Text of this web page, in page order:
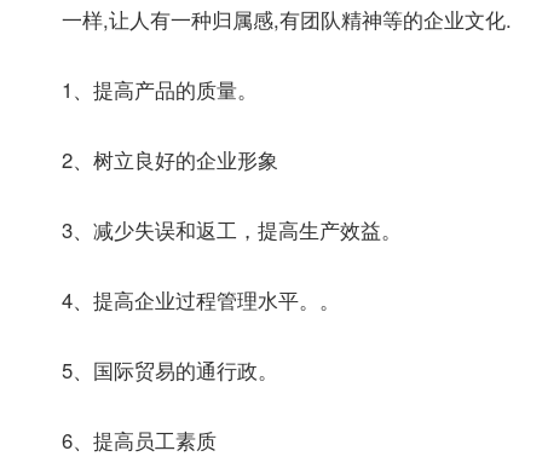
一样,让人有一种归属感,有团队精神等的企业文化.
1、提高产品的质量。
2、树立良好的企业形象
3、减少失误和返工，提高生产效益。
4、提高企业过程管理水平。。
5、国际贸易的通行政。
6、提高员工素质